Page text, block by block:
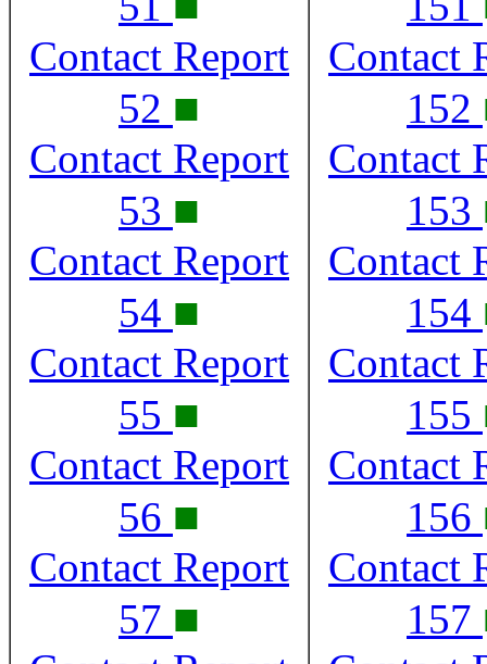
Contact Report
52 ■
Contact Report
53 ■
Contact Report
54 ■
Contact Report
55 ■
Contact Report
56 ■
Contact Report
57 ■
Contact
152
Contact
153
Contact
154
Contact
155
Contact
156
Contact
157